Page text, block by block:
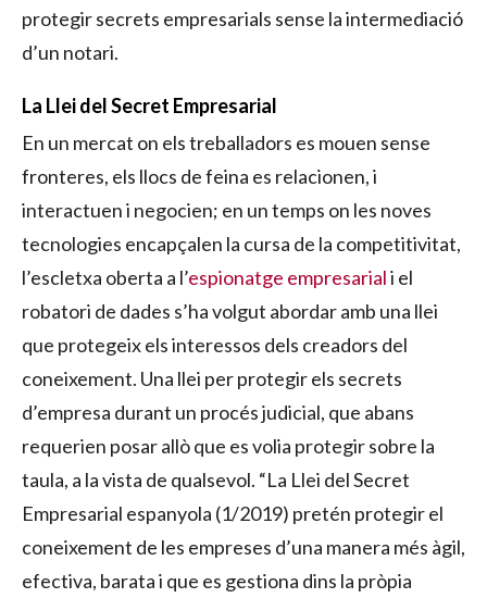
protegir secrets empresarials sense la intermediació
d’un notari.
La Llei del Secret Empresarial
En un mercat on els treballadors es mouen sense
fronteres, els llocs de feina es relacionen, i
interactuen i negocien; en un temps on les noves
tecnologies encapçalen la cursa de la competitivitat,
l’escletxa oberta a l’espionatge empresariali el
robatori de dades s’ha volgut abordar amb una llei
que protegeix els interessos dels creadors del
coneixement. Una llei per protegir els secrets
d’empresa durant un procés judicial, que abans
requerien posar allò que es volia protegir sobre la
taula, a la vista de qualsevol. “La Llei del Secret
Empresarial espanyola (1/2019) pretén protegir el
coneixement de les empreses d’una manera més àgil,
efectiva, barata i que es gestiona dins la pròpia